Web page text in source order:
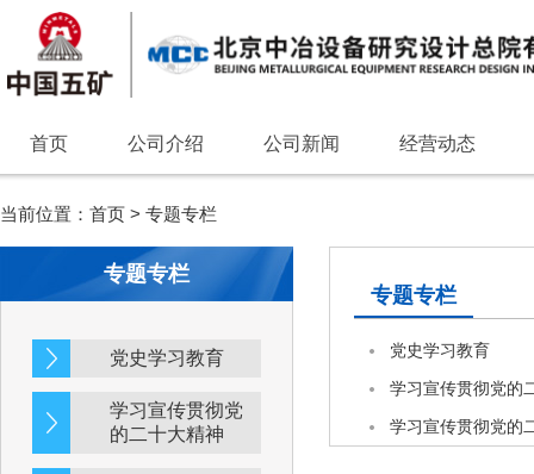
首页 公司介绍 公司新闻 经营动态
当前位置： 首页 > 专题专栏
专题专栏
党史学习教育
学习宣传贯彻党
的二十大精神
专题专栏
党史学习教育
学习宣传贯彻党的
学习宣传贯彻党的